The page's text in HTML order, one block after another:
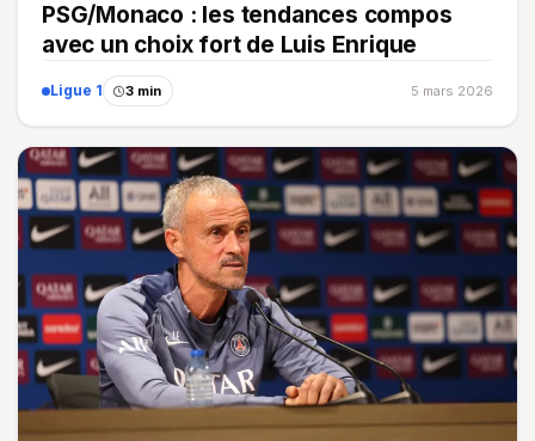
PSG/Monaco : les tendances compos
avec un choix fort de Luis Enrique
Ligue 1 3 min 5 mars 2026